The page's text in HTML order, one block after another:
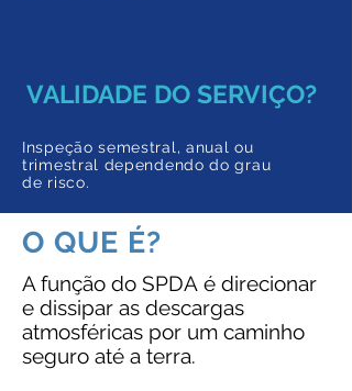
VALIDADE DO SERVIÇO?
Inspeção semestral, anual ou
trimestral dependendo do grau
de risco.
O QUE É?
A função do SPDA é direcionar
e dissipar as descargas
atmosféricas por um caminho
seguro até a terra.